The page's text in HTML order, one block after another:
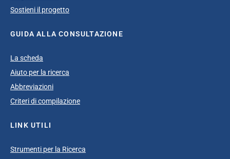
Sostieni il progetto
GUIDA ALLA CONSULTAZIONE
La scheda
Aiuto per la ricerca
Abbreviazioni
Criteri di compilazione
LINK UTILI
Strumenti per la Ricerca